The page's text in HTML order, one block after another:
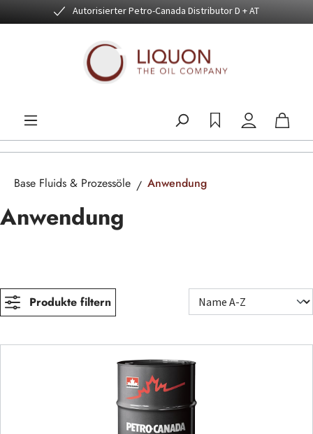
Zum Hauptinhalt springenAutorisierter Petro-Canada Distributor D + AT
Base Fluids & Prozessöle Anwendung
Anwendung
Produkte filtern